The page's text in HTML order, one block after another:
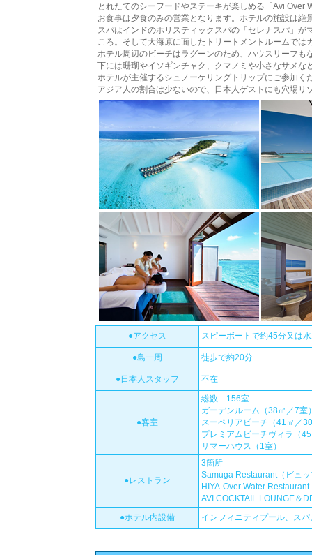
とれたてのシーフードやステーキが楽しめる「Avi
お食事は夕食のみの営業となります。ホテルの施設は
スパはインドのホリスティックスパの「セレナスパ」
ころ。そして大海原に面したトリートメントルームで
ホテル周辺のビーチはラグーンのため、ハウスリーフ
下には珊瑚やイソギンチャク、クマノミや小さなサメ
ホテルが主催するシュノーケリングトリップにご参加
アジア人の割合は少ないので、日本人ゲストにも穴場リ
●アクセス スピーボートで約45分又は
●島一周 徒歩で約20分
●日本人スタッフ 不在
●客室
総数 156室
ガーデンルーム（38㎡／7室
スーペリアビーチ（41㎡／
プレミアムビーチヴィラ（
サマーハウス（1室）
●レストラン
3箇所
Samuga Restaurant（ビュ
HIYA-Over Water
AVI COCKTAIL LOUNGE＆
●ホテル内設備
インフィニティプール、ス